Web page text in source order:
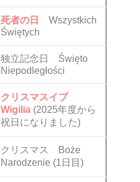
死者の日
Wszystkich
Świętych
独立記念日 Święto
Niepodległości
クリスマスイブ
Wigilia (2025年度から
祝日になりました)
クリスマス Boże
Narodzenie (1日目)